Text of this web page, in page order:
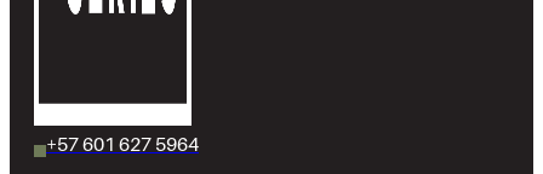
+57 601 627 5964